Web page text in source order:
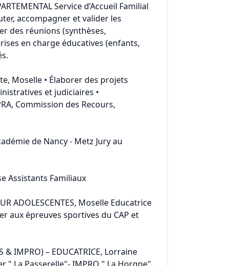
Service d’Accueil Familial
accompagner et valider les
des réunions (synthèses,
en charge éducatives (enfants,
Moselle • Élaborer des projets
et judiciaires •
Commission des Recours,
de Nancy - Metz Jury au
Assistants Familiaux
ADOLESCENTES, Moselle Educatrice
aux épreuves sportives du CAP et
& IMPRO) – EDUCATRICE, Lorraine